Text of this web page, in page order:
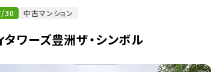
30 中古マンション
タワーズ豊洲ザ・シンボル